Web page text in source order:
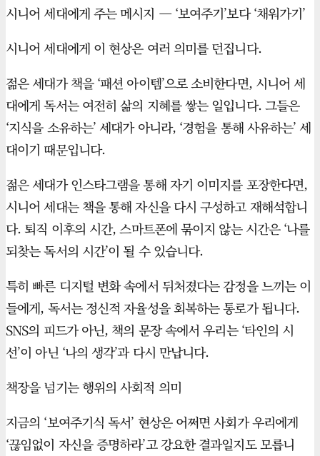
시니어 세대에게 주는 메시지 — ‘보여주기’보다 ‘채워가기’
시니어 세대에게 이 현상은 여러 의미를 던집니다.
젊은 세대가 책을 ‘패션 아이템’으로 소비한다면, 시니어 세
대에게 독서는 여전히 삶의 지혜를 쌓는 일입니다. 그들은
‘지식을 소유하는’ 세대가 아니라, ‘경험을 통해 사유하는’ 세
대이기 때문입니다.
젊은 세대가 인스타그램을 통해 자기 이미지를 포장한다면,
시니어 세대는 책을 통해 자신을 다시 구성하고 재해석합니
다. 퇴직 이후의 시간, 스마트폰에 묶이지 않는 시간은 ‘나를
되찾는 독서의 시간’이 될 수 있습니다.
특히 빠른 디지털 변화 속에서 뒤처졌다는 감정을 느끼는 이
들에게, 독서는 정신적 자율성을 회복하는 통로가 됩니다.
SNS의 피드가 아닌, 책의 문장 속에서 우리는 ‘타인의 시
선’이 아닌 ‘나의 생각’과 다시 만납니다.
책장을 넘기는 행위의 사회적 의미
지금의 ‘보여주기식 독서’ 현상은 어쩌면 사회가 우리에게
‘끊임없이 자신을 증명하라’고 강요한 결과일지도 모릅니